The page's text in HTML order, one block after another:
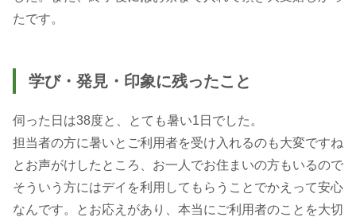
たです。
学び・発見・印象に残ったこと
伺った日は38度と、とても暑い1日でした。
担当者の方に暑いとご利用者を受け入れるのも大変ですね
とお声がけしたところ、お一人でお住まいの方もいるので
そういう方にはデイを利用してもらうことでかえって安心
なんです。とお応えがあり、本当にご利用者のことを大切